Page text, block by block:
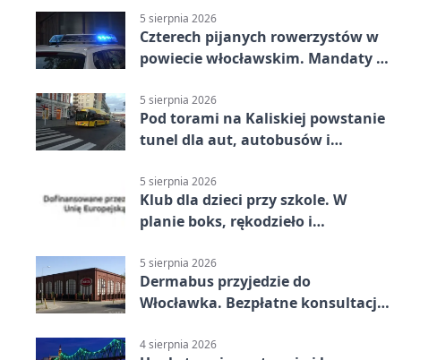
5 sierpnia 2026
Czterech pijanych rowerzystów w
powiecie włocławskim. Mandaty po
5 sierpnia 2026
Pod torami na Kaliskiej powstanie
tunel dla aut, autobusów i
5 sierpnia 2026
Klub dla dzieci przy szkole. W
planie boks, rękodzieło i
5 sierpnia 2026
Dermabus przyjedzie do
Włocławka. Bezpłatne konsultacje
4 sierpnia 2026